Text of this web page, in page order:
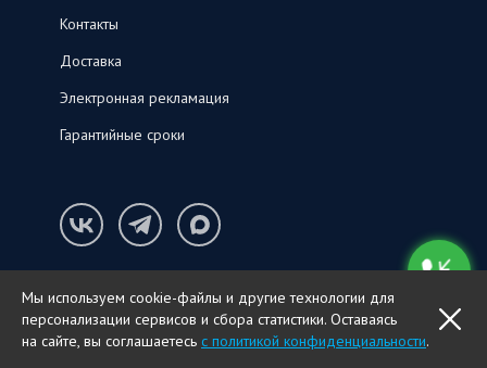
Контакты
Доставка
Электронная рекламация
Гарантийные сроки
© ООО «СНК‑С», 2026
Мы используем cookie-файлы и другие технологии для
персонализации сервисов и сбора статистики. Оставаясь
на сайте, вы соглашаетесь с политикой конфиденциальности.
ПОЗВОНИТЬ